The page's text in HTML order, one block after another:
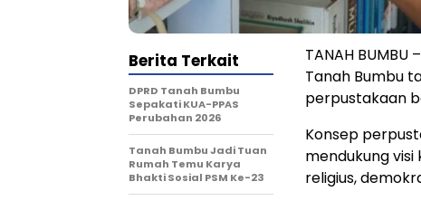
TANAH
Tanah Bumbu
perpustakaan
Konsep
mendukung visi
religius,
Berita Terkait
DPRD Tanah Bumbu
Sepakati KUA-PPAS
Perubahan 2026
Tanah Bumbu Jadi Tuan
Rumah Temu Karya
Bhakti Sosial PSM Ke-23